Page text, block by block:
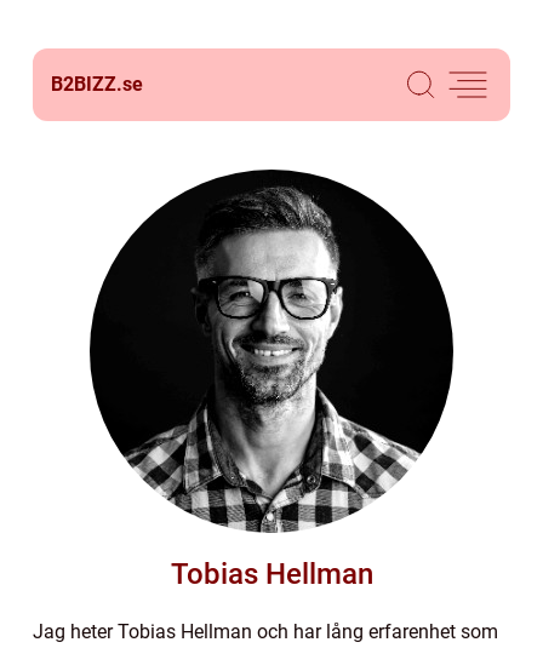
B2BIZZ.se
Tobias Hellman
Jag heter Tobias Hellman och har lång erfarenhet som